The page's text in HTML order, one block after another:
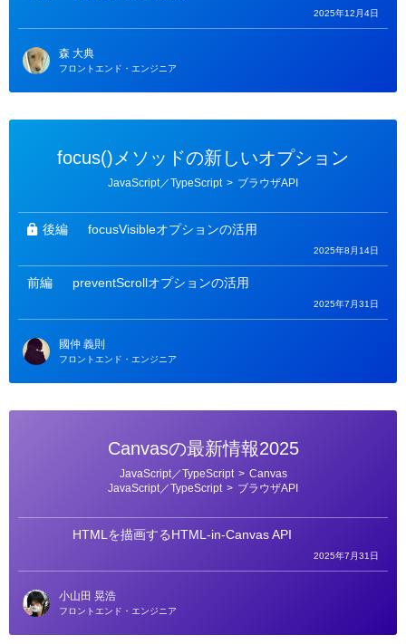
2025年12月4日
森 大典
フロントエンド・エンジニア
focus()メソッドの新しいオプション
リ
ー
JavaScript／TypeScript > ブラウザAPI
後編 focusVisibleオプションの活用
2025年8月14日
前編 preventScrollオプションの活用
2025年7月31日
國仲 義則
フロントエンド・エンジニア
Canvasの最新情報2025
ー
JavaScript／TypeScript > Canvas
JavaScript／TypeScript > ブラウザAPI
HTMLを描画するHTML-in-Canvas API
2025年7月31日
小山田 晃浩
フロントエンド・エンジニア